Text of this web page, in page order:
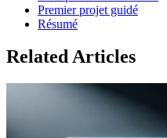
Premier projet guidé
Résumé
Related Articles